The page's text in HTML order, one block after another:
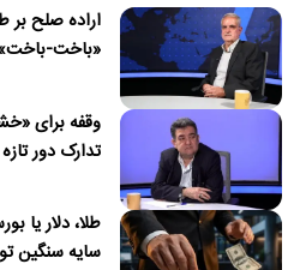
اراده صلح
«باخت-باخت»
وقفه برای
تدارک دور
طلا، دلار یا
سایه سنگین